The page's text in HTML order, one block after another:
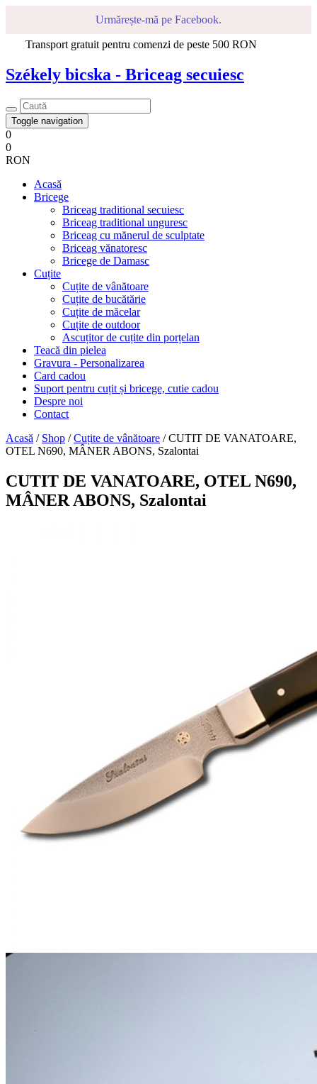
Urmărește-mă pe Facebook.
Transport gratuit pentru comenzi de peste 500 RON
Székely bicska - Briceag secuiesc
Toggle navigation
0
0
RON
Acasă
Bricege
Briceag traditional secuiesc
Briceag traditional unguresc
Briceag cu mănerul de sculptate
Briceag vănatoresc
Bricege de Damasc
Cuțite
Cuțite de vânătoare
Cuțite de bucătărie
Cuțite de măcelar
Cuțite de outdoor
Ascuțitor de cuțite din porțelan
Teacă din pielea
Gravura - Personalizarea
Card cadou
Suport pentru cuțit și bricege, cutie cadou
Despre noi
Contact
Acasă / Shop /Cuțite de vânătoare / CUTIT DE VANATOARE,
OTEL N690, MÂNER ABONS, Szalontai
CUTIT DE VANATOARE, OTEL N690,
MÂNER ABONS, Szalontai